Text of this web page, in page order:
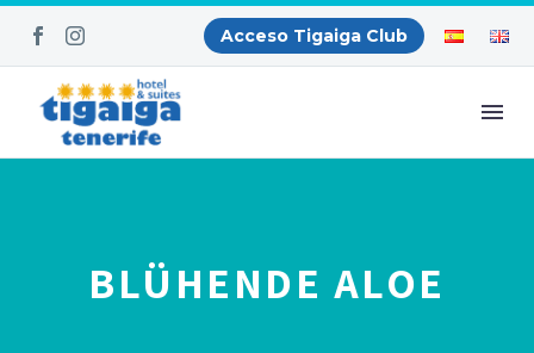
Acceso Tigaiga Club
BLÜHENDE ALOE